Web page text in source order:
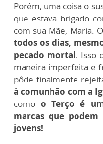
Porém, uma coisa o
que estava brigado
com sua Mãe, Maria.
todos os dias,
pecado mortal. Isso
maneira imperfeita e
pôde finalmente
à comunhão com a
comoo Terço é
marcas que
jovens!